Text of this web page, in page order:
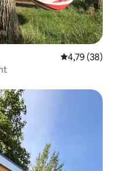
Gemiddelde
4,79 (38)